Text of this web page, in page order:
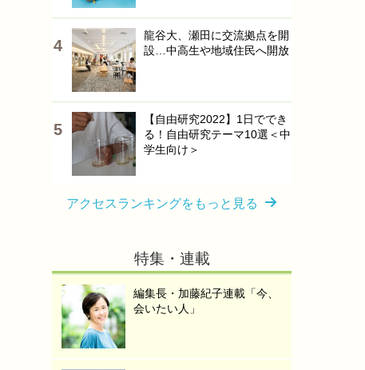
龍谷大、瀬田に交流拠点を開
設…中高生や地域住民へ開放
【自由研究2022】1日ででき
る！自由研究テーマ10選＜中
学生向け＞
アクセスランキングをもっと見る
特集・連載
編集長・加藤紀子連載「今、
会いたい人」